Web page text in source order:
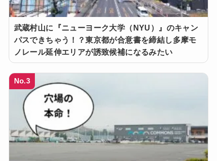
武蔵村山に『ニューヨーク大学（NYU）』のキャン
パスできちゃう！？東京都が合意書を締結し多摩モ
ノレール延伸エリアが誘致候補になるみたい
No.3